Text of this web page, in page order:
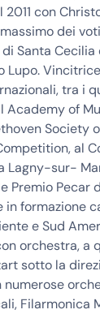
con
dei
Santa
Lupo.
tra i
Academy of
Society
al
Lagny-sur-
Premio Pecar
in formazione
e Sud
orchestra, a
sotto la
Filarmonica